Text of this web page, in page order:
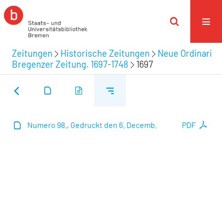
Zeitungen Historische Zeitungen
Neue Ordinari
Bregenzer Zeitung. 1697-1748
1697
PDF
Numero 98., Gedruckt den 6. Decemb.